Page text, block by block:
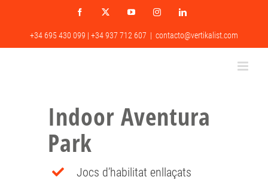
Facebook
X YouTubeInstagramLinkedIn
+34 695 430 099 | +34 937 712 607 | contacto@vertikalist.com
Indoor Aventura
Park
Jocs d’habilitat enllaçats